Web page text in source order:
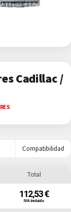
Cadillac /
Compatibilidad
Total
112,53 €
IVA Incluido